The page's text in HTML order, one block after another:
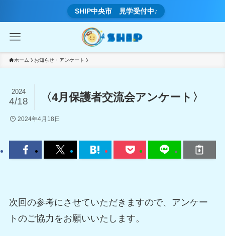
SHIP中央市 見学受付中♪
ホーム お知らせ・アンケート
〈4月保護者交流会アンケート〉
2024
4/18
2024年4月18日
次回の参考にさせていただきますので、アンケー
トのご協力をお願いいたします。